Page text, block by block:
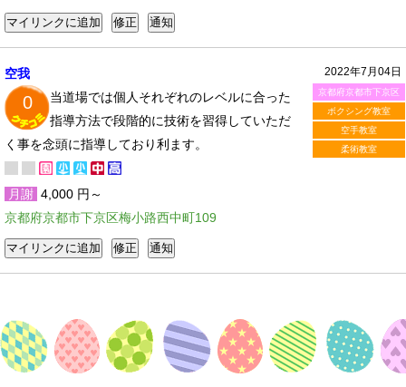
2022年7月04日
京都府京都市下京区
ボクシング教室
空手教室
柔術教室
空我
0
当道場では個人それぞれのレベルに合った
指導方法で段階的に技術を習得していただ
く事を念頭に指導しており利ます。
月謝 4,000 円～
京都府京都市下京区梅小路西中町109